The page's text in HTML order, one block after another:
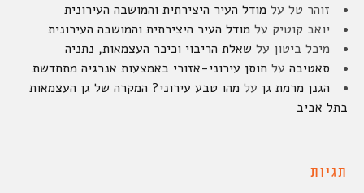
זוהר טל על מודל העיר היצירתית והמושבה העירונית
יואב קוטיק על מודל העיר היצירתית והמושבה העירונית
מיכל ביטון על שאלת הריבוי וכיכר העצמאות, נתניה
סאטיבה על חוסן עירוני-אזורי באמצעות אנרגיה מתחדשת
הגנן מרמת גן על מהו טבע עירוני? המקרה של גן העצמאות
בתל אביב
תגיות